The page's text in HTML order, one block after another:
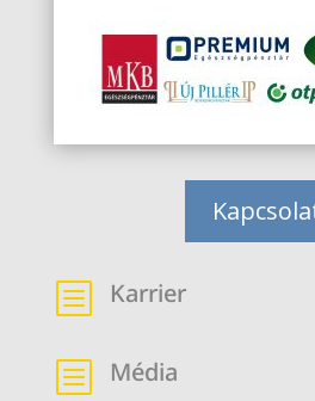
b Karrier
b Média